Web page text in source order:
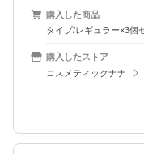
購入した商品
タイプ/レギュラー×3個
購入したストア
コスメティックナナ